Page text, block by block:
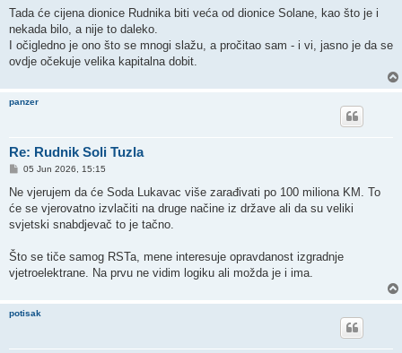
Tada će cijena dionice Rudnika biti veća od dionice Solane, kao što je i
nekada bilo, a nije to daleko.
I očigledno je ono što se mnogi slažu, a pročitao sam - i vi, jasno je da se
ovdje očekuje velika kapitalna dobit.
panzer
Re: Rudnik Soli Tuzla
P
s
05 Jun 2026, 15:15
Ne vjerujem da će Soda Lukavac više zarađivati po 100 miliona KM. To
će se vjerovatno izvlačiti na druge načine iz države ali da su veliki
svjetski snabdjevač to je tačno.
Što se tiče samog RSTa, mene interesuje opravdanost izgradnje
vjetroelektrane. Na prvu ne vidim logiku ali možda je i ima.
potisak